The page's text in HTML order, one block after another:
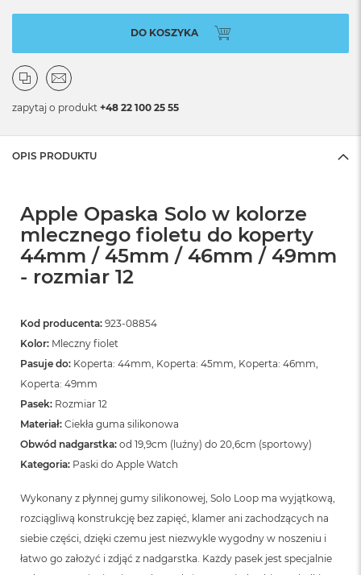
DO KOSZYKA
zapytaj o produkt +48 22 100 25 55
OPIS PRODUKTU
Apple Opaska Solo w kolorze
mlecznego fioletu do koperty
44mm / 45mm / 46mm / 49mm
- rozmiar 12
Kod producenta: 923-08854
Kolor: Mleczny fiolet
Pasuje do: Koperta: 44mm, Koperta: 45mm, Koperta: 46mm,
Koperta: 49mm
Pasek: Rozmiar 12
Materiał: Ciekła guma silikonowa
Obwód nadgarstka: od 19,9cm (luźny) do 20,6cm (sportowy)
Kategoria: Paski do Apple Watch
Wykonany z płynnej gumy silikonowej, Solo Loop ma wyjątkową,
rozciągliwą konstrukcję bez zapięć, klamer ani zachodzących na
siebie części, dzięki czemu jest niezwykle wygodny w noszeniu i
łatwo go założyć i zdjąć z nadgarstka. Każdy pasek jest specjalnie